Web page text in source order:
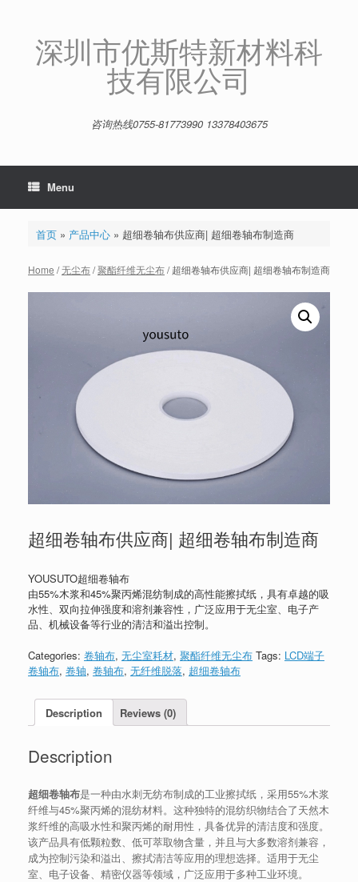
深圳市优斯特新材料科
技有限公司
咨询热线0755-81773990 13378403675
Menu
首页» 产品中心» 超细卷轴布供应商| 超细卷轴布制造商
Home /无尘布/聚酯纤维无尘布/ 超细卷轴布供应商| 超细卷轴布制造商
超细卷轴布供应商| 超细卷轴布制造商
YOUSUTO超细卷轴布
由55%木浆和45%聚丙烯混纺制成的高性能擦拭纸，具有卓越的吸
水性、双向拉伸强度和溶剂兼容性，广泛应用于无尘室、电子产
品、机械设备等行业的清洁和溢出控制。
Categories: 卷轴布, 无尘室耗材, 聚酯纤维无尘布 Tags: LCD端子
卷轴布, 卷轴, 卷轴布, 无纤维脱落, 超细卷轴布
Description Reviews (0)
Description
超细卷轴布是一种由水刺无纺布制成的工业擦拭纸，采用55%木浆
纤维与45%聚丙烯的混纺材料。这种独特的混纺织物结合了天然木
浆纤维的高吸水性和聚丙烯的耐用性，具备优异的清洁度和强度。
该产品具有低颗粒数、低可萃取物含量，并且与大多数溶剂兼容，
成为控制污染和溢出、擦拭清洁等应用的理想选择。适用于无尘
室、电子设备、精密仪器等领域，广泛应用于多种工业环境。